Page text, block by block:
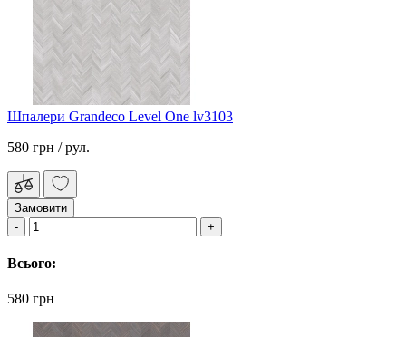
Шпалери Grandeco Level One lv3103
580 грн / рул.
Замовити
Всього:
580 грн